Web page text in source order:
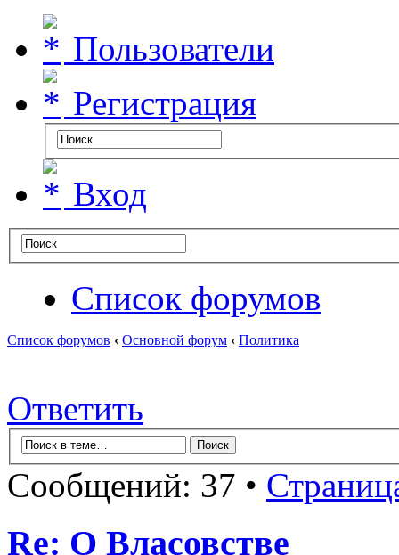
Пользователи
Регистрация
Вход
Список форумов
Список форумов ‹ Основной форум ‹ Политика
Ответить
Сообщений: 37 •
Re: О Власовстве